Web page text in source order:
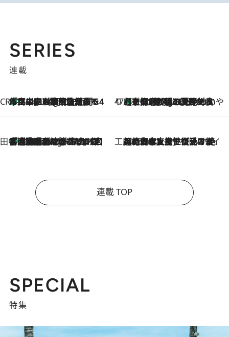
SERIES
連載
CREA'S CHOICE
1 Hour Ago
「立川にも歌舞伎があるんだよ」 片岡仁左衛門・市川中車ら豪華座組みで4年目の立川立飛歌舞伎へ 47都道府県の手みやげ ひんやりスイーツで夏を満喫
1 Hour Ago
【京都府】この夏絶対食べたい 冷やしておいしいおやつ3選 ひと口目から心を掴む新緑のテリーヌ
田中稲の勝手に再ブーム
6 Hours Ago
「湘南乃風に憧れて」観客大盛上がりの“タオル回し”に、ラッパー顔負けの高速歌唱まで…さだまさし（74）のアグレッシブすぎる現在地 工藤まやのおもてなしハワイ
2026.8.6
【ハワイ土産】ローカルの絶大な支持で復活！ 絶品の幻クッキー《元ファンの日本人女性が受け継いだ名店》
連載 TOP
SPECIAL
特集